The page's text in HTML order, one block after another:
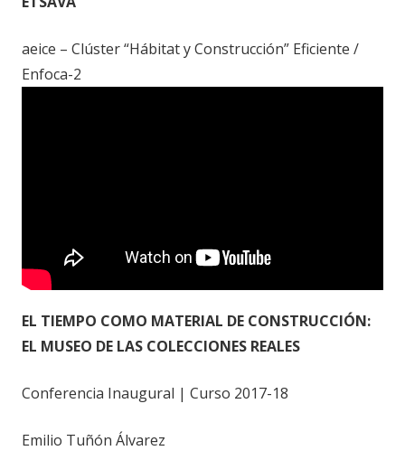
aeice – Clúster “Hábitat y Construcción” Eficiente /
Enfoca-2
EL TIEMPO COMO MATERIAL DE CONSTRUCCIÓN:
EL MUSEO DE LAS COLECCIONES REALES
Conferencia Inaugural | Curso 2017-18
Emilio Tuñón Álvarez